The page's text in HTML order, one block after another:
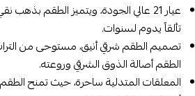
عيار 21 عالي الجودة، ويتميز الطقم
تألقاً يدوم لسنوات.
تصميم الطقم شرقي أنيق، مستوحى من
الطقم أصالة الذوق الشرقي وروعته.
المعلقات المتدلية ساحرة، حيث تمنح